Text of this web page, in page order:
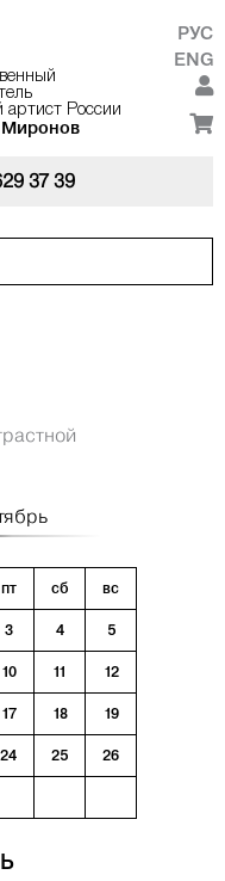
артист России
Миронов
РУС
ENG
37 39
пт сб вс
3 4 5
10 11 12
17 18 19
24 25 26